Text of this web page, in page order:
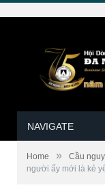
NAVIGATE
Home » Cầu
người ấy mới là kẻ